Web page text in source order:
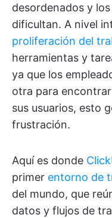
desordenados y
dificultan. A nivel
proliferación del
herramientas y
ya que los
otra para
sus usuarios, esto
frustración.
Aquí es donde
primer entorno de
del mundo, que
datos y flujos de